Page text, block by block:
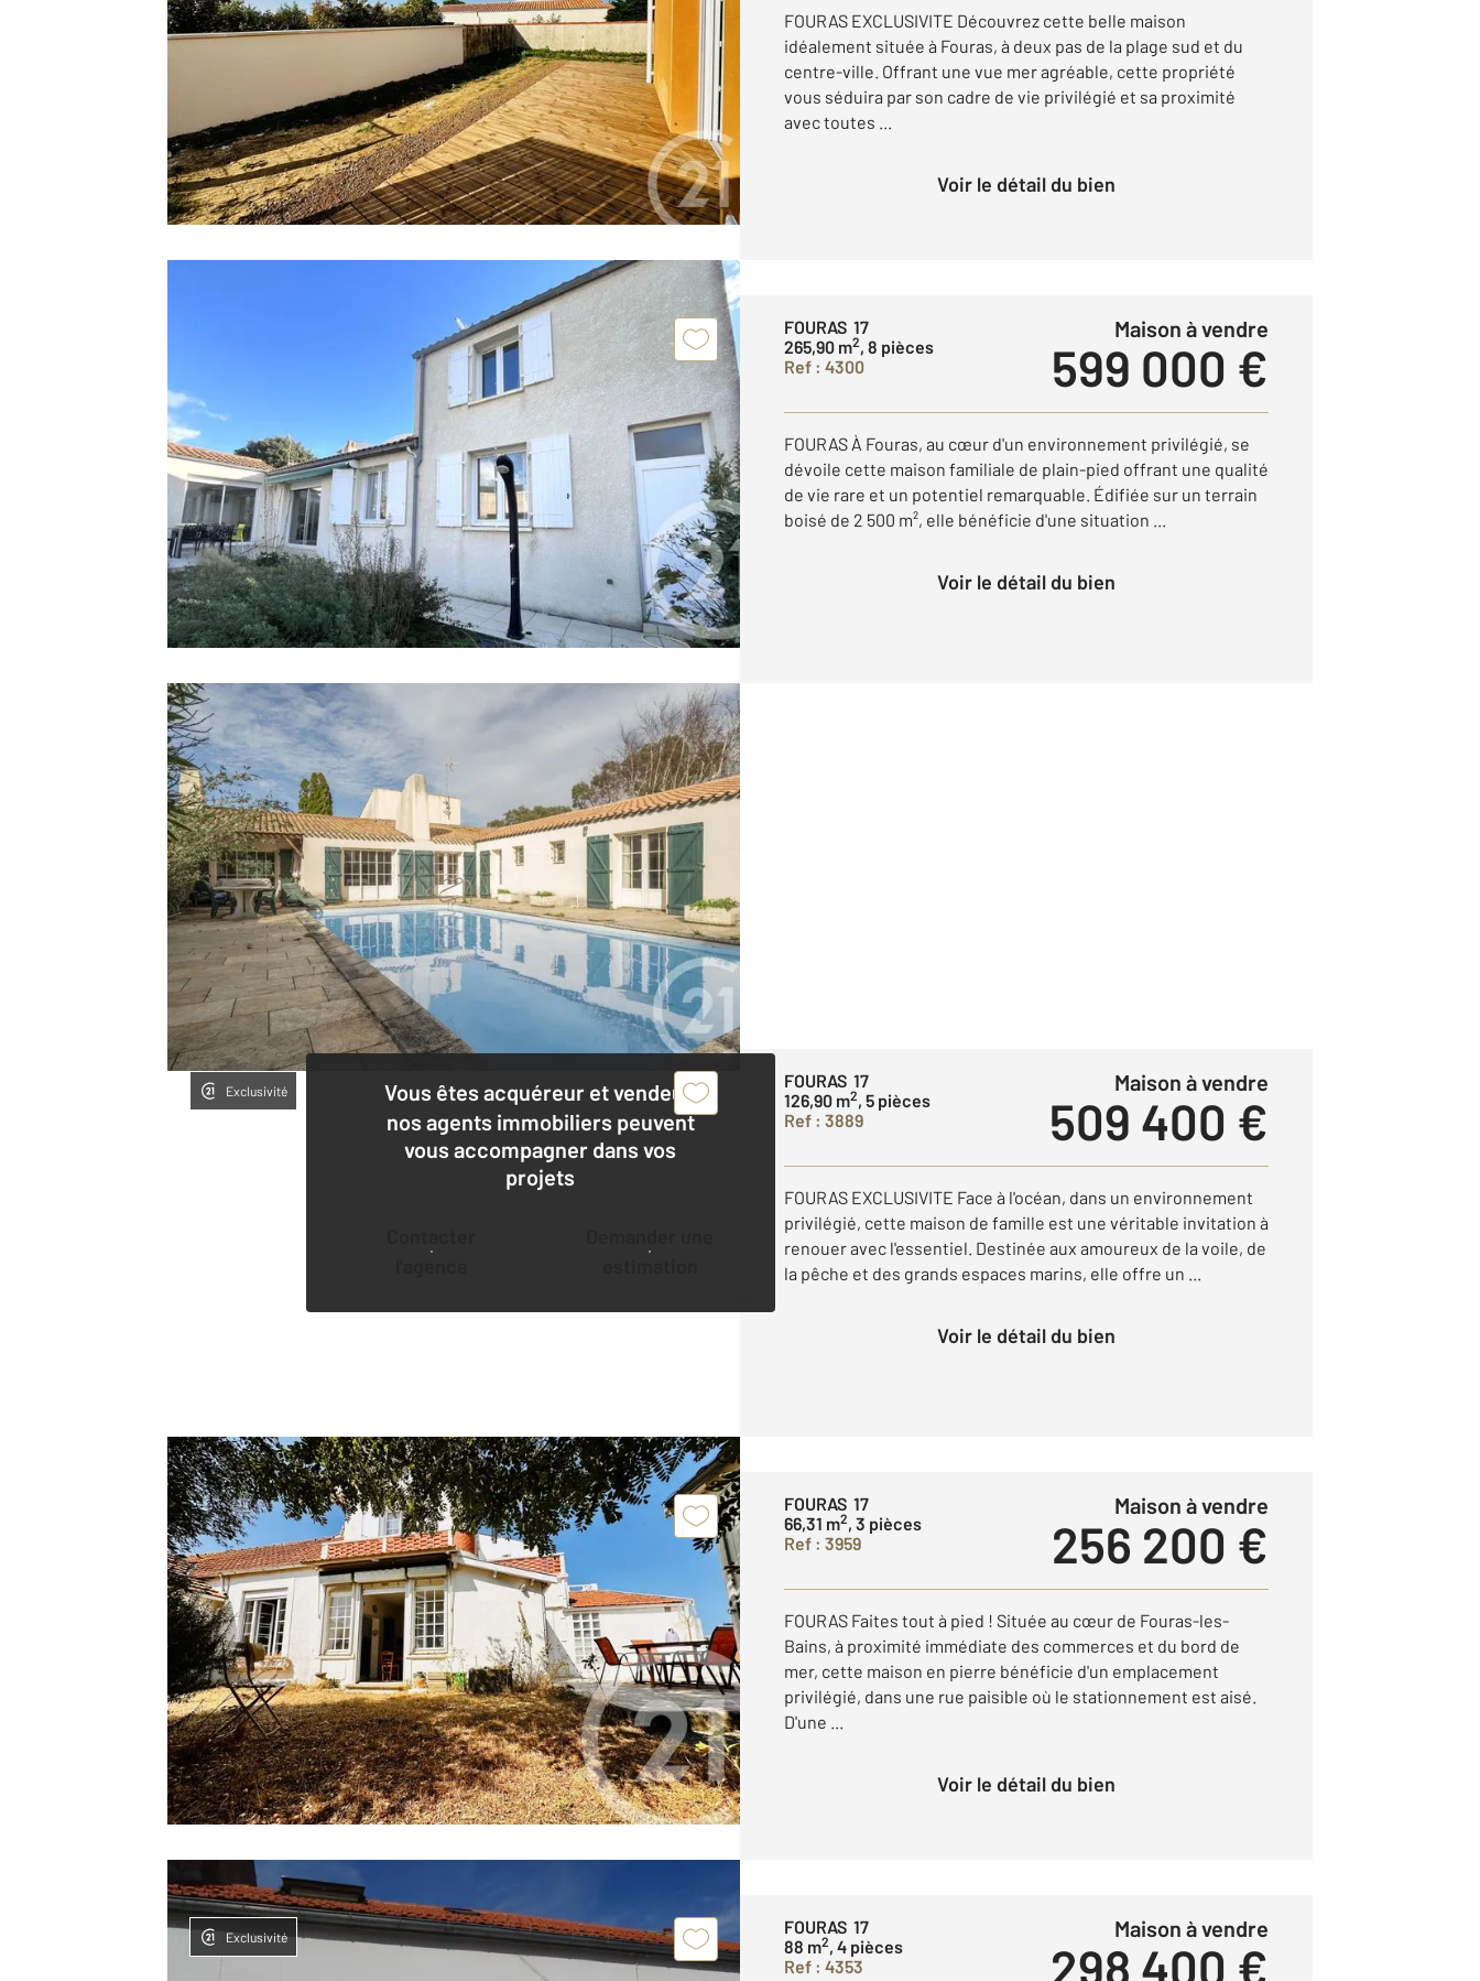
FOURAS EXCLUSIVITE Découvrez cette belle maison
idéalement située à Fouras, à deux pas de la plage sud et du
centre-ville. Offrant une vue mer agréable, cette propriété
vous séduira par son cadre de vie privilégié et sa proximité
avec toutes ...
Voir le détail du bien
FOURAS 17
265,90 m2, 8 pièces
Ref : 4300
Maison à vendre
599 000 €
FOURAS À Fouras, au cœur d'un environnement privilégié, se
dévoile cette maison familiale de plain-pied offrant une qualité
de vie rare et un potentiel remarquable. Édifiée sur un terrain
boisé de 2 500 m², elle bénéficie d'une situation ...
Voir le détail du bien
Vous êtes acquéreur et vendeur,
nos agents immobiliers peuvent
vous accompagner dans vos
projets
Exclusivité
FOURAS 17
126,90 m2, 5 pièces
Ref : 3889
Maison à vendre
509 400 €
FOURAS EXCLUSIVITE Face à l'océan, dans un environnement
privilégié, cette maison de famille est une véritable invitation à
renouer avec l'essentiel. Destinée aux amoureux de la voile, de
la pêche et des grands espaces marins, elle offre un ...
Voir le détail du bien
FOURAS 17
66,31 m2, 3 pièces
Ref : 3959
Maison à vendre
256 200 €
FOURAS Faites tout à pied ! Située au cœur de Fouras-les-
Bains, à proximité immédiate des commerces et du bord de
mer, cette maison en pierre bénéficie d'un emplacement
privilégié, dans une rue paisible où le stationnement est aisé.
D'une ...
Voir le détail du bien
Exclusivité
FOURAS 17
88 m2, 4 pièces
Ref : 4353
Maison à vendre
298 400 €